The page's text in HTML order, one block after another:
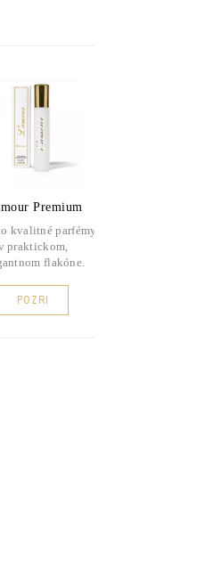
Premium
kvalitné parfémy
praktickom,
flakóne.
POZRI